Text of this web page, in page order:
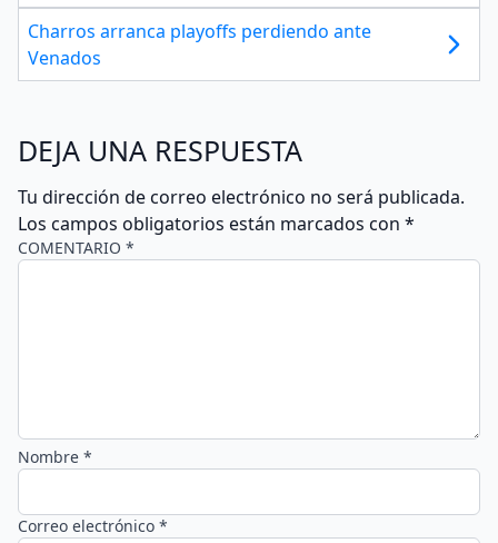
Charros arranca playoffs perdiendo ante
Venados
DEJA UNA RESPUESTA
Tu dirección de correo electrónico no será publicada.
Los campos obligatorios están marcados con *
COMENTARIO *
Nombre *
Correo electrónico *